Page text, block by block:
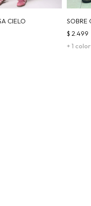
CIELO
SOBRE
CAMEL
+ 1 color
$ 2.499